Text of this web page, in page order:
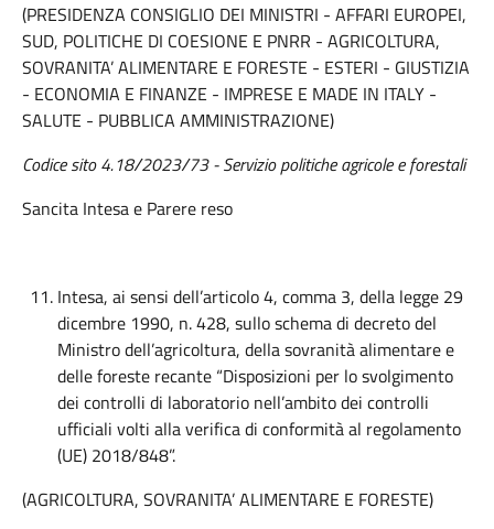
(PRESIDENZA CONSIGLIO DEI MINISTRI - AFFARI EUROPEI,
SUD, POLITICHE DI COESIONE E PNRR - AGRICOLTURA,
SOVRANITA’ ALIMENTARE E FORESTE - ESTERI - GIUSTIZIA
- ECONOMIA E FINANZE - IMPRESE E MADE IN ITALY -
SALUTE - PUBBLICA AMMINISTRAZIONE)
Codice sito 4.18/2023/73 - Servizio politiche agricole e forestali
Sancita Intesa e Parere reso
Intesa, ai sensi dell’articolo 4, comma 3, della legge 29
dicembre 1990, n. 428, sullo schema di decreto del
Ministro dell’agricoltura, della sovranità alimentare e
delle foreste recante “Disposizioni per lo svolgimento
dei controlli di laboratorio nell’ambito dei controlli
ufficiali volti alla verifica di conformità al regolamento
(UE) 2018/848”.
(AGRICOLTURA, SOVRANITA’ ALIMENTARE E FORESTE)